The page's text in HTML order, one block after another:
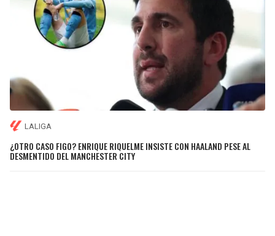
LALIGA
¿OTRO CASO FIGO? ENRIQUE RIQUELME INSISTE CON HAALAND PESE AL
DESMENTIDO DEL MANCHESTER CITY